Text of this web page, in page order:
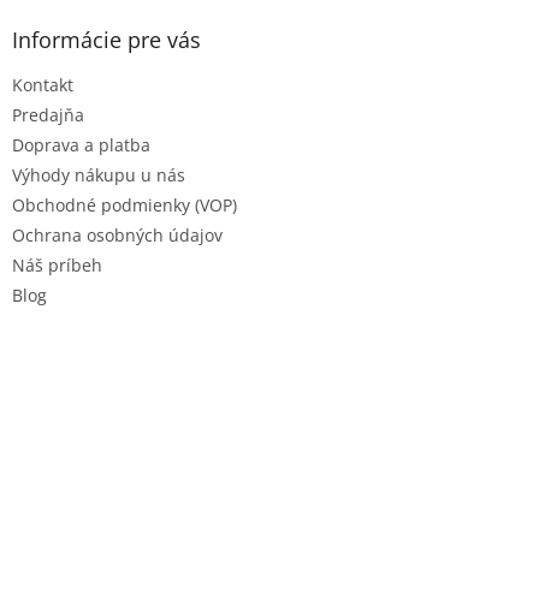
Informácie pre vás
Kontakt
Predajňa
Doprava a platba
Výhody nákupu u nás
Obchodné podmienky (VOP)
Ochrana osobných údajov
Náš príbeh
Blog